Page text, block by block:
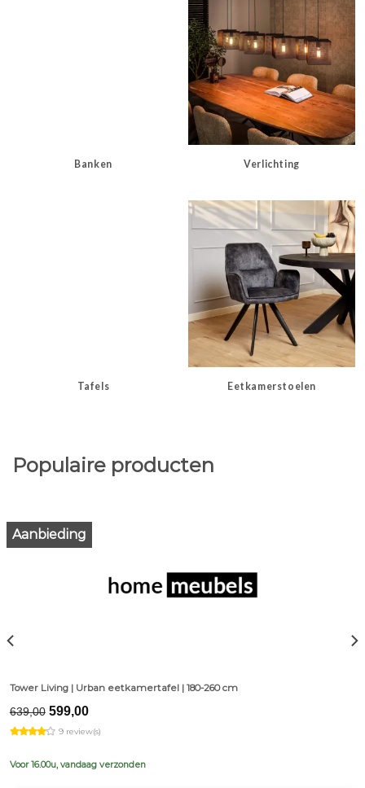
Banken Verlichting
Tafels Eetkamerstoelen
Populaire producten
Aanbieding
Tower Living | Urban eetkamertafel | 180-260 cm
639,00 Original
price
was:
599,00Current
is:
9 review(s)
Voor 16.00u, vandaag verzonden